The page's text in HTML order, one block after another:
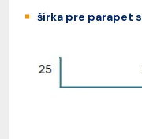
šírka pre parapet